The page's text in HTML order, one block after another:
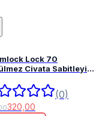
Lock 70
Civata Sabitleyici
(0)
320,00